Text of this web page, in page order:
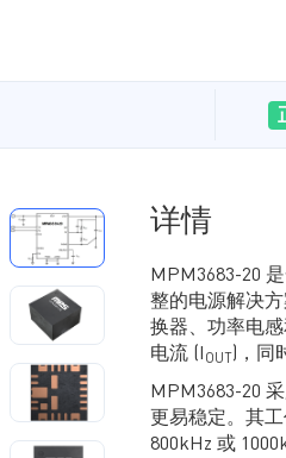
详情
MPM3683-20
整的电源解决
换器、功率电
电流 (I OUT )，同
MPM3683-20
更易稳定。其
800kHz 或